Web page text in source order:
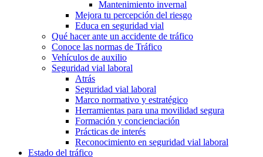
Mantenimiento invernal
Mejora tu percepción del riesgo
Educa en seguridad vial
Qué hacer ante un accidente de tráfico
Conoce las normas de Tráfico
Vehículos de auxilio
Seguridad vial laboral
Atrás
Seguridad vial laboral
Marco normativo y estratégico
Herramientas para una movilidad segura
Formación y concienciación
Prácticas de interés
Reconocimiento en seguridad vial laboral
Estado del tráfico